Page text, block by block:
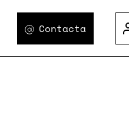
Contacta